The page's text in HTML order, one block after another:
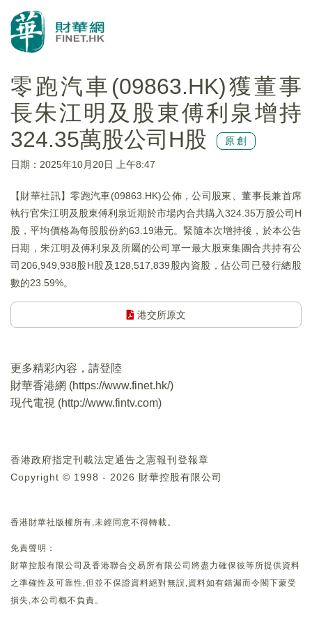
零跑汽車(09863.HK)獲董事
長朱江明及股東傅利泉增持
324.35萬股公司H股
原創
日期：2025年10月20日 上午8:47
【財華社訊】零跑汽車(09863.HK)公佈，公司股東、董事長兼首席
執行官朱江明及股東傅利泉近期於市場內合共購入324.35万股公司H
股，平均價格為每股股份約63.19港元。緊隨本次增持後，於本公告
日期，朱江明及傅利泉及所屬的公司單一最大股東集團合共持有公
司206,949,938股H股及128,517,839股內資股，佔公司已發行總股
數的23.59%。
港交所原文
更多精彩內容，請登陸
財華香港網 (https://www.finet.hk/)
現代電視 (http://www.fintv.com)
香港政府指定刊載法定通告之憲報刊登報章
Copyright © 1998 - 2026 財華控股有限公司
香港財華社版權所有,未經同意不得轉載。
免責聲明：
財華控股有限公司及香港聯合交易所有限公司將盡力確保彼等所提供資料
之準確性及可靠性,但並不保證資料絕對無誤,資料如有錯漏而令閣下蒙受
損失,本公司概不負責。